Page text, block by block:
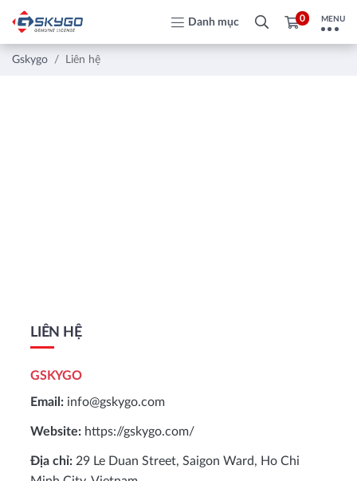
Danh mục 0 MENU
Gskygo Liên hệ
LIÊN HỆ
GSKYGO
Email: info@gskygo.com
Website: https://gskygo.com/
Địa chỉ: 29 Le Duan Street, Saigon Ward, Ho Chi